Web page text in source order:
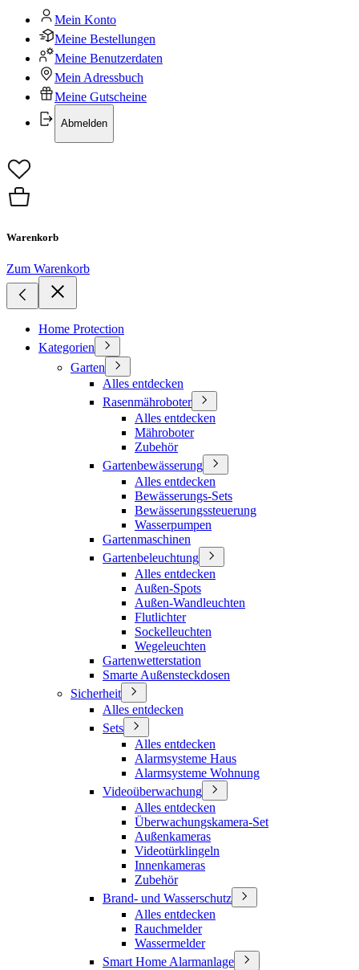
Mein Konto
Meine Bestellungen
Meine Benutzerdaten
Mein Adressbuch
Meine Gutscheine
Abmelden
Warenkorb
Zum Warenkorb
Home Protection
Kategorien
Garten
Alles entdecken
Rasenmähroboter
Alles entdecken
Mähroboter
Zubehör
Gartenbewässerung
Alles entdecken
Bewässerungs-Sets
Bewässerungssteuerung
Wasserpumpen
Gartenmaschinen
Gartenbeleuchtung
Alles entdecken
Außen-Spots
Außen-Wandleuchten
Flutlichter
Sockelleuchten
Wegeleuchten
Gartenwetterstation
Smarte Außensteckdosen
Sicherheit
Alles entdecken
Sets
Alles entdecken
Alarmsysteme Haus
Alarmsysteme Wohnung
Videoüberwachung
Alles entdecken
Überwachungskamera-Set
Außenkameras
Videotürklingeln
Innenkameras
Zubehör
Brand- und Wasserschutz
Alles entdecken
Rauchmelder
Wassermelder
Smart Home Alarmanlage